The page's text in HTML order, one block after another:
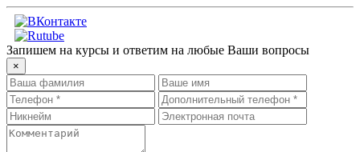
Запишем на курсы и ответим на любые Ваши вопросы
×